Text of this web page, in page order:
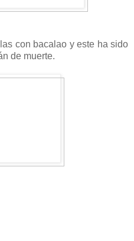
con bacalao y este ha sido
de muerte.